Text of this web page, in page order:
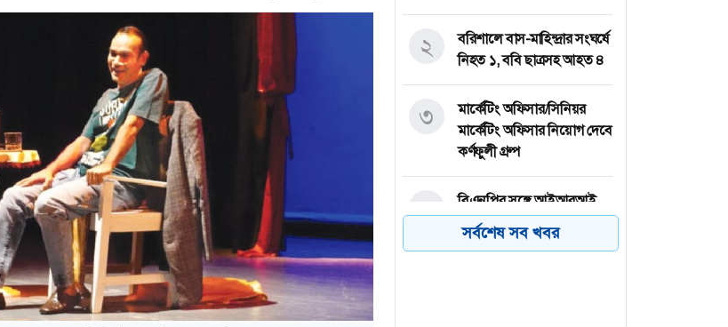
বরিশালে বাস-মাহিন্দ্রার সংঘর্ষে
নিহত ১, ববি ছাত্রসহ আহত ৪
২
মার্কেটিং অফিসার/সিনিয়র
মার্কেটিং অফিসার নিয়োগ দেবে
কর্ণফুলী গ্রুপ
৩
বিএনপির সঙ্গে আইআরআই
প্রতিনিধিদলের বৈঠক
৪
সর্বশেষ সব খবর